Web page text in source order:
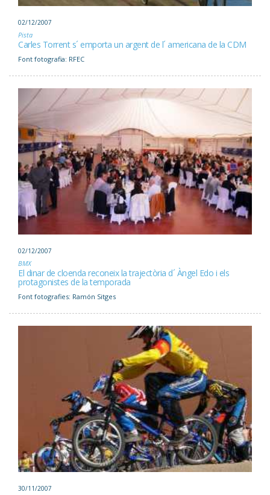
02/12/2007
Pista
Carles Torrent s´ emporta un argent de l´ americana de la CDM
Font fotografia: RFEC
02/12/2007
BMX
El dinar de cloenda reconeix la trajectòria d´ Àngel Edo i els
protagonistes de la temporada
Font fotografies: Ramón Sitges
30/11/2007